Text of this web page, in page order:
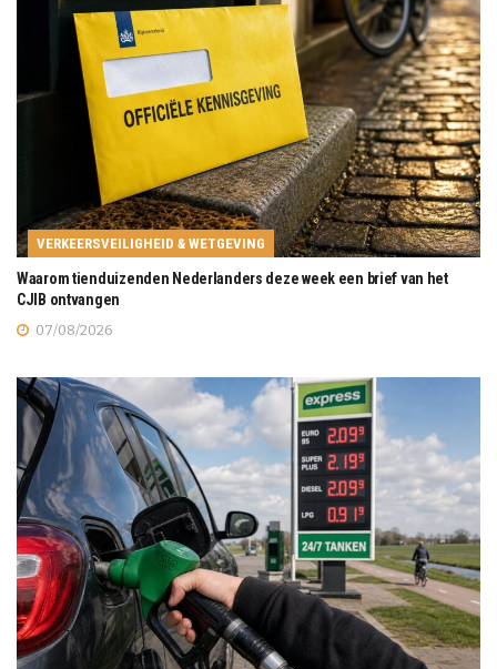
VERKEERSVEILIGHEID & WETGEVING
Waarom tienduizenden Nederlanders deze week een brief van het
CJIB ontvangen
07/08/2026